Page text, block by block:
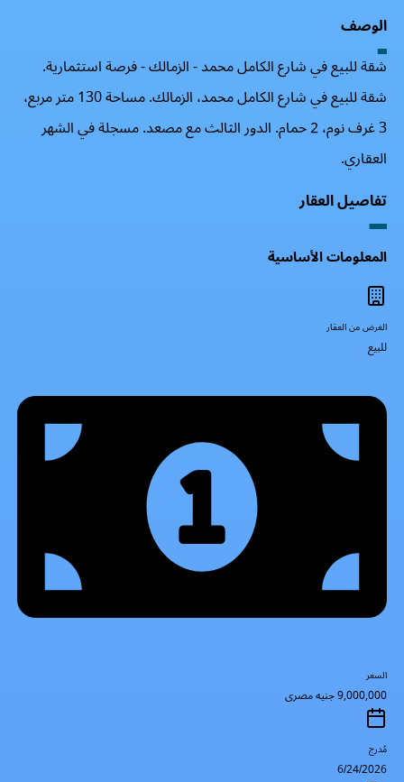
الوصف
شقة للبيع في شارع الكامل محمد - الزمالك - فرصة استثمارية.
شقة للبيع في شارع الكامل محمد، الزمالك. مساحة 130 متر مربع،
3 غرف نوم، 2 حمام. الدور الثالث مع مصعد. مسجلة في الشهر
العقاري.
تفاصيل العقار
المعلومات الأساسية
الغرض من العقار
للبيع
السعر
9,000,000 جنيه مصرى
مُدرج
6/24/2026